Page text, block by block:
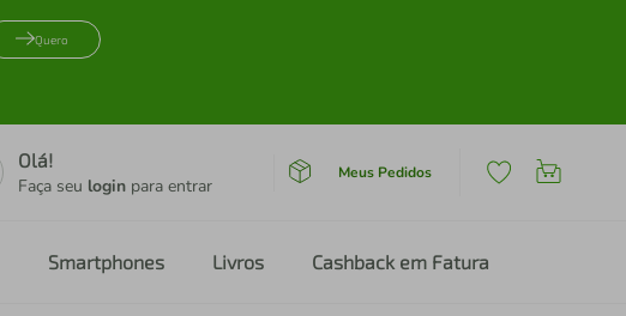
Quero
Olá!
Faça seu login para entrar
Meus Pedidos
Smartphones Livros Cashback em Fatura